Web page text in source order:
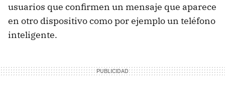
usuarios que confirmen un mensaje que aparece
en otro dispositivo como por ejemplo un teléfono
inteligente.